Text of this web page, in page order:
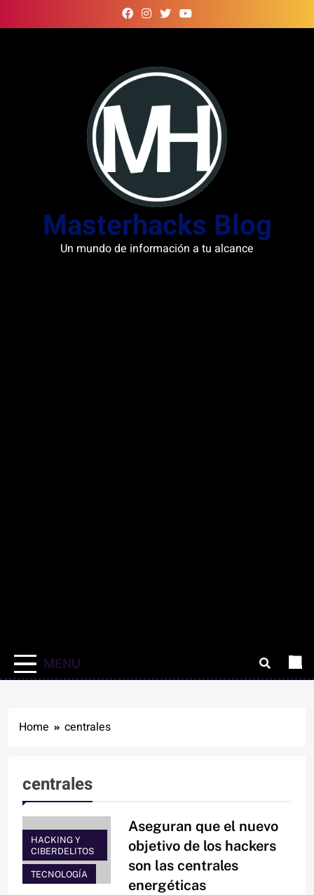
to
Masterhacks Blog
Un mundo de información a tu alcance
MENU
Home centrales
centrales
HACKING Y
CIBERDELITOS
TECNOLOGÍA
Aseguran que el nuevo
objetivo de los hackers
son las centrales
energéticas